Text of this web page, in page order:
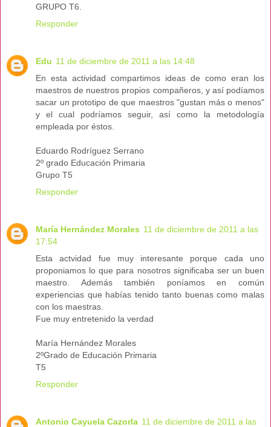
GRUPO T6.
Responder
Edu 11 de diciembre de 2011 a las 14:48
En esta actividad compartimos ideas de como eran los
maestros de nuestros propios compañeros, y así podíamos
sacar un prototipo de que maestros "gustan más o menos"
y el cual podríamos seguir, así como la metodología
empleada por éstos.
Eduardo Rodríguez Serrano
2º grado Educación Primaria
Grupo T5
Responder
María Hernández Morales 11 de diciembre de 2011 a las
17:54
Esta actvidad fue muy interesante porque cada uno
proponiamos lo que para nosotros significaba ser un buen
maestro. Además también poníamos en común
experiencias que habías tenido tanto buenas como malas
con los maestras.
Fue muy entretenido la verdad
María Hernández Morales
2ºGrado de Educación Primaria
T5
Responder
Antonio Cayuela Cazorla 11 de diciembre de 2011 a las